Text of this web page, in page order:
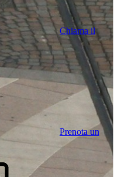
Chiama il
Prenota un